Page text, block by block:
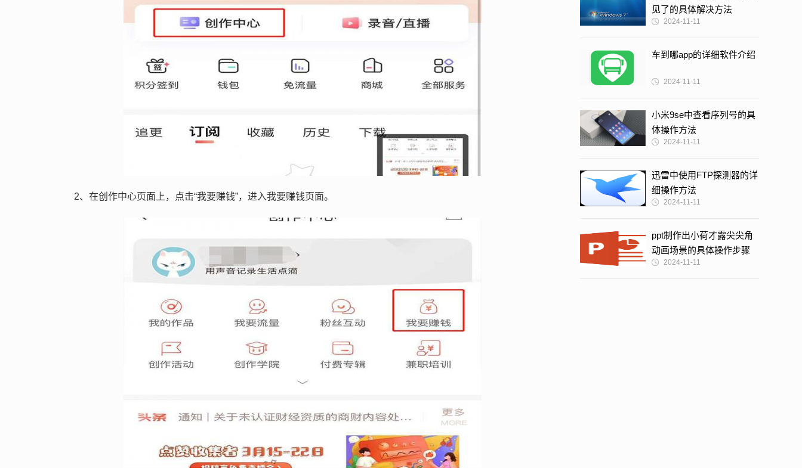
2、在创作中心页面上，点击“我要赚钱”，进入我要赚钱页面。
见了的具体解决方法
2024-11-11
车到哪app的详细软件介绍
2024-11-11
小米9se中查看序列号的具
体操作方法
2024-11-11
迅雷中使用FTP探测器的详
细操作方法
2024-11-11
ppt制作出小荷才露尖尖角
动画场景的具体操作步骤
2024-11-11